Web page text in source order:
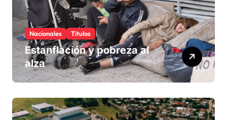
Nacionales Titulos
Estanflación y pobreza al
alza